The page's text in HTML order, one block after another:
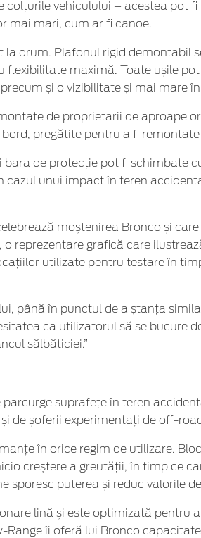
vehiculului – acestea pot
mai mari, cum ar fi canoe.
drum. Plafonul rigid demontabil
maximă. Toate ușile
și o vizibilitate și mai mare
de proprietarii de aproape
pregătite pentru a fi
de protecție pot fi schimbate
unui impact în teren
moștenirea Bronco și
reprezentare grafică care
utilizate pentru testare în
până în punctul de a ștanța
ca utilizatorul să se bucure
sălbăticiei.”
suprafețe în teren
de șoferii experimentați de off-
în orice regim de utilizare.
creștere a greutății, în timp ce
sporesc puterea și reduc valorile
lină și este optimizată pentru
îi oferă lui Bronco